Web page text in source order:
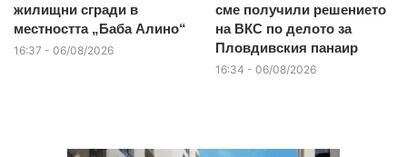
жилищни сгради в
местността „Баба Алино“
16:37 - 06/08/2026
сме получили решението
на ВКС по делото за
Пловдивския панаир
16:34 - 06/08/2026